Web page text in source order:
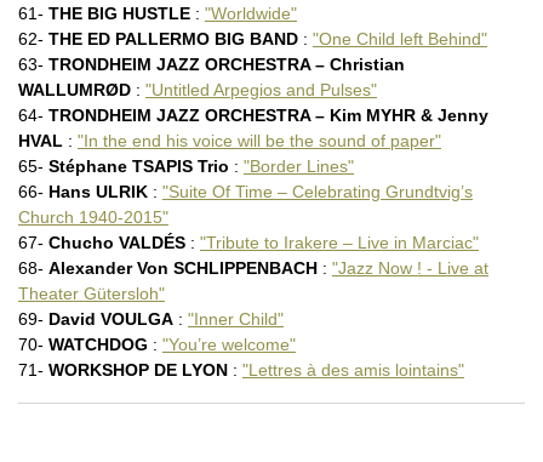
61- THE BIG HUSTLE : "Worldwide"
62- THE ED PALLERMO BIG BAND : "One Child left Behind"
63- TRONDHEIM JAZZ ORCHESTRA – Christian
WALLUMRØD : "Untitled Arpegios and Pulses"
64- TRONDHEIM JAZZ ORCHESTRA – Kim MYHR & Jenny
HVAL : "In the end his voice will be the sound of paper"
65- Stéphane TSAPIS Trio : "Border Lines"
66- Hans ULRIK : "Suite Of Time – Celebrating Grundtvig’s
Church 1940-2015"
67- Chucho VALDÉS : "Tribute to Irakere – Live in Marciac"
68- Alexander Von SCHLIPPENBACH : "Jazz Now ! - Live at
Theater Gütersloh"
69- David VOULGA : "Inner Child"
70- WATCHDOG : "You’re welcome"
71- WORKSHOP DE LYON : "Lettres à des amis lointains"